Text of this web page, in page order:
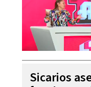
Sicarios